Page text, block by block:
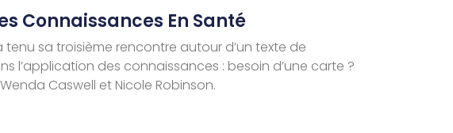
Connaissances En Santé
tenu sa troisième rencontre autour d’un texte de
l’application des connaissances : besoin d’une carte ?
Caswell et Nicole Robinson.